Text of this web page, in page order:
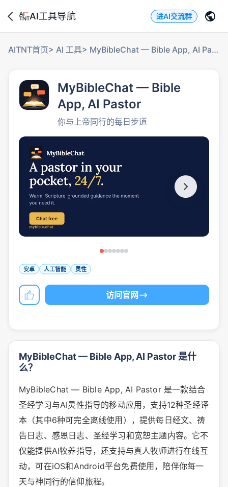
AI工具导航 进AI交流群
AITNT首页> AI 工具> MyBibleChat — Bible App, AI Pastor
MyBibleChat — Bible
App, AI Pastor
你与上帝同行的每日步道
安卓 人工智能 灵性
访问官网
MyBibleChat — Bible App, AI Pastor 是什
么？
MyBibleChat — Bible App, AI Pastor 是一款结合
圣经学习与AI灵性指导的移动应用，支持12种圣经译
本（其中6种可完全离线使用），提供每日经文、祷
告日志、感恩日志、圣经学习和宽恕主题内容。它不
仅能提供AI牧养指导，还支持与真人牧师进行在线互
动，可在iOS和Android平台免费使用，陪伴你每一
天与神同行的信仰旅程。